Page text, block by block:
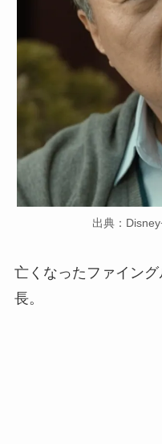
出典：
亡くなったファイン
長。